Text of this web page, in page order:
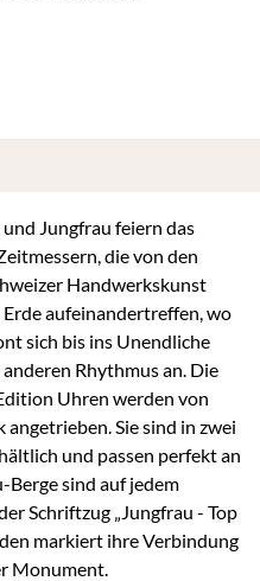
Jungfrau feiern das
die von den
Handwerkskunst
aufeinandertreffen, wo
sich bis ins Unendliche
Rhythmus an. Die
Uhren werden von
Sie sind in zwei
und passen perfekt an
Berge sind auf jedem
Schriftzug „Jungfrau - Top
markiert ihre Verbindung
Monument.